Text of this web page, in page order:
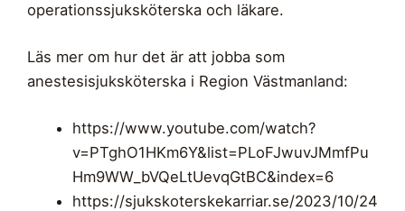
operationssjuksköterska och läkare.
Läs mer om hur det är att jobba som
anestesisjuksköterska i Region Västmanland:
https://www.youtube.com/watch?
v=PTghO1HKm6Y&list=PLoFJwuvJMmfPu
Hm9WW_bVQeLtUevqGtBC&index=6
https://sjukskoterskekarriar.se/2023/10/24